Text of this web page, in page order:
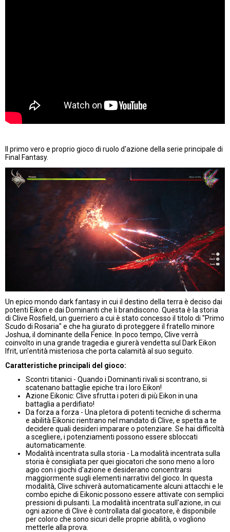
Il primo vero e proprio gioco di ruolo d'azione della serie principale di
Final Fantasy.
Un epico mondo dark fantasy in cui il destino della terra è deciso dai
potenti Eikon e dai Dominanti che li brandiscono. Questa è la storia
di Clive Rosfield, un guerriero a cui è stato concesso il titolo di "Primo
Scudo di Rosaria" e che ha giurato di proteggere il fratello minore
Joshua, il dominante della Fenice. In poco tempo, Clive verrà
coinvolto in una grande tragedia e giurerà vendetta sul Dark Eikon
Ifrit, un'entità misteriosa che porta calamità al suo seguito.
Caratteristiche principali del gioco:
Scontri titanici - Quando i Dominanti rivali si scontrano, si
scatenano battaglie epiche tra i loro Eikon!
Azione Eikonic: Clive sfrutta i poteri di più Eikon in una
battaglia a perdifiato!
Da forza a forza - Una pletora di potenti tecniche di scherma
e abilità Eikonic rientrano nel mandato di Clive, e spetta a te
decidere quali desideri imparare o potenziare. Se hai difficoltà
a scegliere, i potenziamenti possono essere sbloccati
automaticamente.
Modalità incentrata sulla storia - La modalità incentrata sulla
storia è consigliata per quei giocatori che sono meno a loro
agio con i giochi d'azione e desiderano concentrarsi
maggiormente sugli elementi narrativi del gioco. In questa
modalità, Clive schiverà automaticamente alcuni attacchi e le
combo epiche di Eikonic possono essere attivate con semplici
pressioni di pulsanti. La modalità incentrata sull'azione, in cui
ogni azione di Clive è controllata dal giocatore, è disponibile
per coloro che sono sicuri delle proprie abilità, o vogliono
metterle alla prova.